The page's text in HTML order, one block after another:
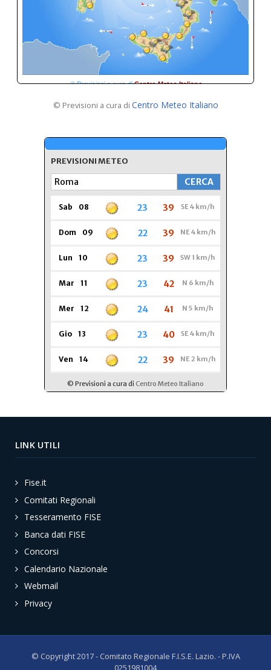
© Previsioni a cura di Centro Meteo Italiano
LINK UTILI
Fise.it
Comitati Regionali
Tesseramento FISE
Banca dati FISE
Concorsi
Calendario Nazionale
Webmail
Privacy
© Copyright 2017 - Comitato Regionale F.I.S.E. Lazio. - P.IVA
0251981004